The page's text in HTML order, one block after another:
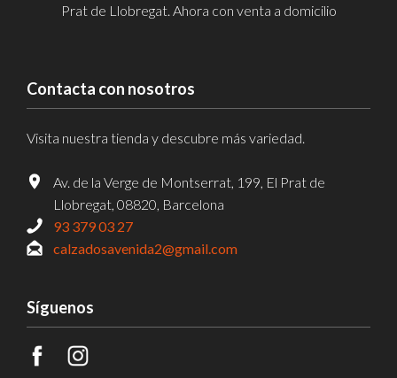
Prat de Llobregat. Ahora con venta a domicilio
Contacta con nosotros
Visita nuestra tienda y descubre más variedad.
Av. de la Verge de Montserrat, 199, El Prat de
Llobregat, 08820, Barcelona
93 379 03 27
calzadosavenida2@gmail.com
Síguenos